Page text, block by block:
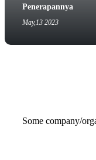
Penerapannya
May,13 2023
Some company/